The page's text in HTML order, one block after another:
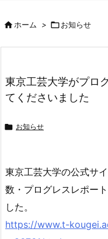
ホーム > お知らせ
東京工芸大学がプロ
てくださいました
 お知らせ
東京工芸大学の公式サ
数・プログレスレポー
した。
https://www.t-